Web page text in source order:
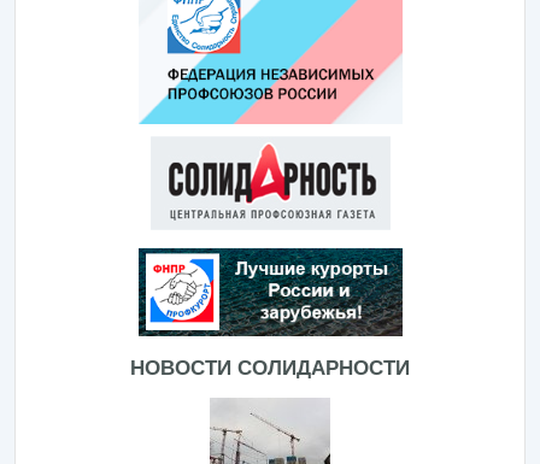
НОВОСТИ СОЛИДАРНОСТИ